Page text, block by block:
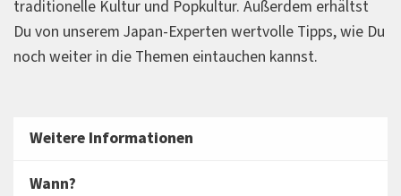
traditionelle Kultur und Popkultur. Außerdem erhältst
Du von unserem Japan-Experten wertvolle Tipps, wie Du
noch weiter in die Themen eintauchen kannst.
Weitere Informationen
Wann?